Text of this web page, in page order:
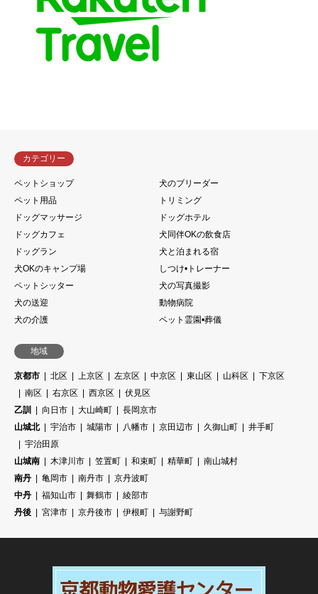
カテゴリー
ペットショップ
犬のブリーダー
ペット用品
トリミング
ドッグマッサージ
ドッグホテル
ドッグカフェ
犬同伴OKの飲食店
ドッグラン
犬と泊まれる宿
犬OKのキャンプ場
しつけ•トレーナー
ペットシッター
犬の写真撮影
犬の送迎
動物病院
犬の介護
ペット霊園•葬儀
地域
京都市 北区 上京区 左京区 中京区 東山区 山科区
下京区
南区
右京区 西京区
伏見区
乙訓
向日市 大山崎町
長岡京市
山城北
宇治市 城陽市 八幡市 京田辺市 久御山町
井手町
宇治田原
山城南
木津川市 笠置町 和束町 精華町
南山城村
南丹
亀岡市 南丹市
京丹波町
中丹
福知山市 舞鶴市
綾部市
丹後
宮津市 京丹後市 伊根町 与謝野町